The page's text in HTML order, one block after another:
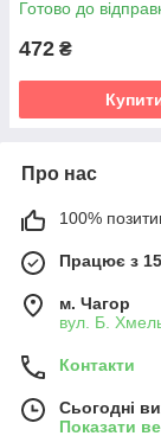
Готово до
472 ₴
Про нас
100%
Працює з
м. Чагор
вул. Б.
Контакти
Сьогодні
Показати